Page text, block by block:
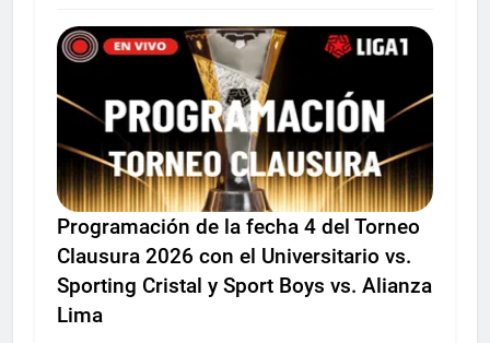
Programación de la fecha 4 del Torneo
Clausura 2026 con el Universitario vs.
Sporting Cristal y Sport Boys vs. Alianza
Lima